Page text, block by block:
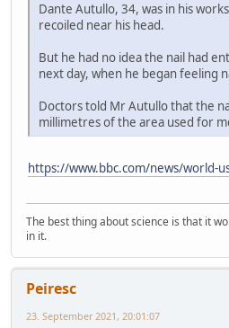
Dante Autullo, 34, was in his
recoiled near his head.
But he had no idea the nail had
next day, when he began feeling
Doctors told Mr Autullo that the
millimetres of the area used for
https://www.bbc.com/news/world-
The best thing about science is that it
in it.
Peiresc
23. September 2021, 20:01:07